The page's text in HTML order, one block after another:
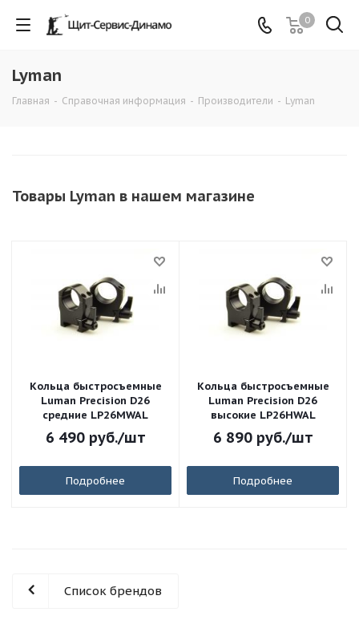
0
Lyman
Главная - Справочная информация - Производители - Lyman
Товары Lyman в нашем магазине
Кольца быстросъемные
Luman Precision D26
средние LP26МWAL
6 490руб./шт
Подробнее
Кольца быстросъемные
Luman Precision D26
высокие LP26НWAL
6 890руб./шт
Подробнее
Список брендов